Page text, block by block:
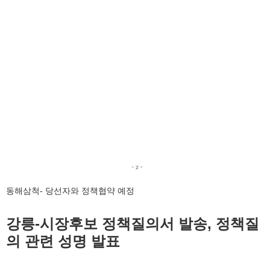
동해삼척- 당선자와 정책협약 예정
강릉-시장후보 정책질의서 발송, 정책질
의 관련 성명 발표